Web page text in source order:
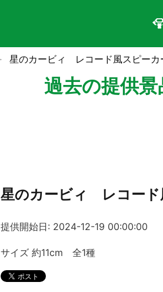
星のカービィ レコード風スピーカ
過去の提供景
星のカービィ レコード
提供開始日: 2024-12-19 00:00:00
サイズ 約11cm 全1種